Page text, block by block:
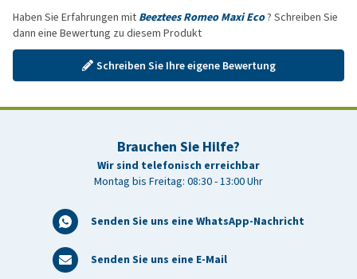
Haben Sie Erfahrungen mit Beeztees Romeo Maxi Eco? Schreiben Sie
dann eine Bewertung zu diesem Produkt
Schreiben Sie Ihre eigene Bewertung
Brauchen Sie Hilfe?
Wir sind telefonisch erreichbar
Montag bis Freitag: 08:30 - 13:00 Uhr
Senden Sie uns eine WhatsApp-Nachricht
Senden Sie uns eine E-Mail